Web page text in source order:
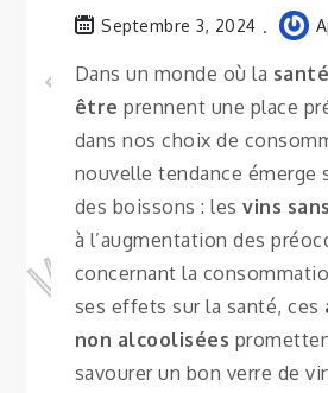
Septembre 3, 2024
Dans un monde où la
être prennent une place
dans nos choix de
nouvelle tendance émerge
des boissons : lesvins
à l’augmentation des
concernant la
ses effets sur la santé, ces
non alcoolisées
savourer un bon verre de